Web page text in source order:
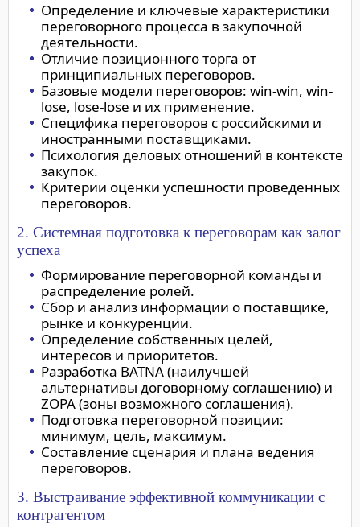
Определение и ключевые характеристики
переговорного процесса в закупочной
деятельности.
Отличие позиционного торга от
принципиальных переговоров.
Базовые модели переговоров: win-win, win-
lose, lose-lose и их применение.
Специфика переговоров с российскими и
иностранными поставщиками.
Психология деловых отношений в контексте
закупок.
Критерии оценки успешности проведенных
переговоров.
2. Системная подготовка к переговорам как залог
успеха
Формирование переговорной команды и
распределение ролей.
Сбор и анализ информации о поставщике,
рынке и конкуренции.
Определение собственных целей,
интересов и приоритетов.
Разработка BATNA (наилучшей
альтернативы договорному соглашению) и
ZOPA (зоны возможного соглашения).
Подготовка переговорной позиции:
минимум, цель, максимум.
Составление сценария и плана ведения
переговоров.
3. Выстраивание эффективной коммуникации с
контрагентом